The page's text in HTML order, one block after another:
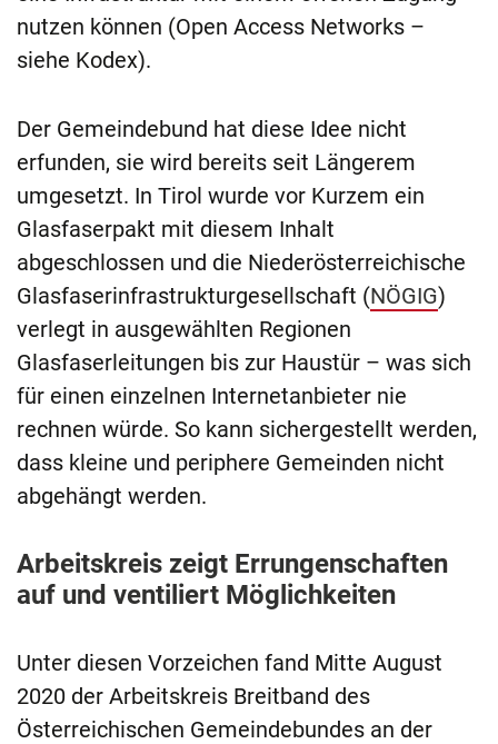
nutzen können (Open Access Networks –
siehe Kodex).
Der Gemeindebund hat diese Idee nicht
erfunden, sie wird bereits seit Längerem
umgesetzt. In Tirol wurde vor Kurzem ein
Glasfaser­pakt mit diesem Inhalt
abgeschlossen und die Niederösterreichische
Glasfaserinfrastrukturgesellschaft (NÖGIG)
verlegt in ausgewählten Regionen
Glasfaserleitungen bis zur Haustür – was sich
für einen einzelnen Internetanbieter nie
rechnen würde. So kann sichergestellt werden,
dass kleine und periphere Gemeinden nicht
abgehängt werden.
Arbeitskreis zeigt Errungenschaften
auf und ventiliert Möglichkeiten
Unter diesen Vorzeichen fand Mitte August
2020 der Arbeitskreis Breitband des
Österreichischen Gemeindebundes an der